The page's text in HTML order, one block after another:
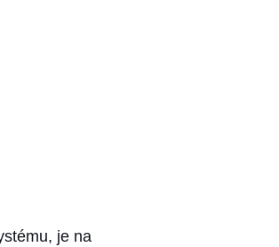
je na